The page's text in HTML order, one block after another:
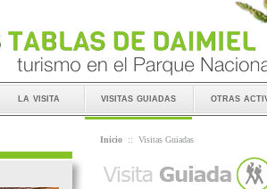
la visita visitas guiadas otras
Inicio :: Visitas Guiadas